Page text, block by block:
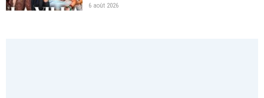
6 août 2026